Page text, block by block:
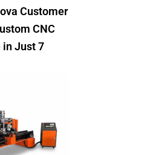
Customer
CNC
in Just 7